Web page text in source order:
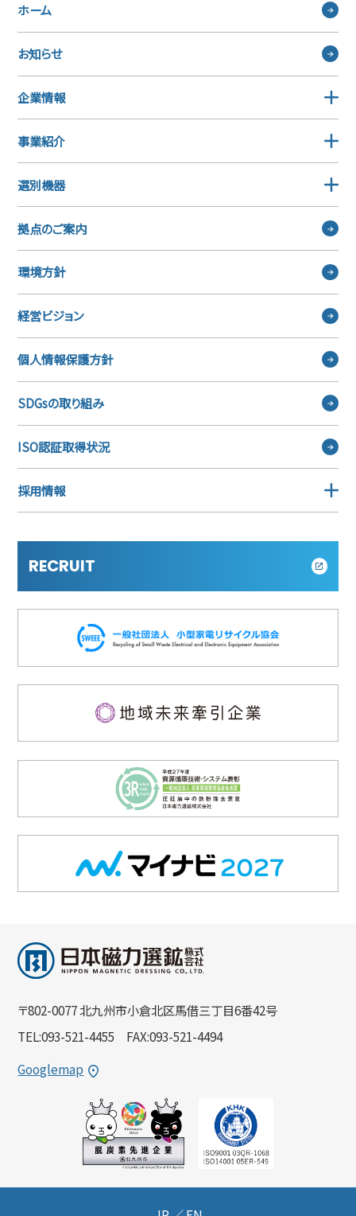
ホーム
お知らせ
企業情報
事業紹介
選別機器
拠点のご案内
環境方針
経営ビジョン
個人情報保護方針
SDGsの取り組み
ISO認証取得状況
採用情報
RECRUIT
〒802-0077 北九州市小倉北区馬借三丁目6番42号
Googlemap
TEL:093-521-4455 FAX:093-521-4494